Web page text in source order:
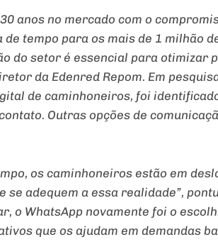
anos no mercado com o
tempo para os mais de 1 milhão
do setor é essencial para otimizar
da Edenred Repom. Em
de caminhoneiros, foi
Outras opções de
os caminhoneiros estão em
se adequem a essa realidade”,
o WhatsApp novamente foi o
que os ajudam em demandas